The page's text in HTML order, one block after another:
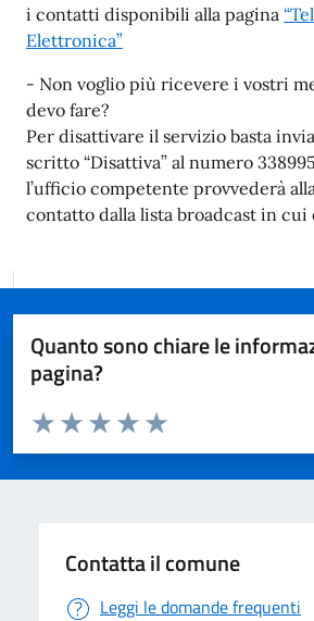
i contatti disponibili alla pagina
Elettronica”
- Non voglio più ricevere i vostri
devo fare?
Per disattivare il servizio basta
scritto “Disattiva” al numero
l’ufficio competente provvederà
contatto dalla lista broadcast in cui
Quanto sono chiare le
pagina?
Valuta da 1 a 5 stelle la pagina
Valuta 5 stelle su 5
Valuta 4 stelle su 5
Valuta 3 stelle su 5
Valuta 2 stelle su 5
Valuta 1 stelle su 5
Contatta il comune
Leggi le domande frequenti